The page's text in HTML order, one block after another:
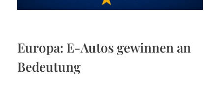
Europa: E-Autos gewinnen an
Bedeutung